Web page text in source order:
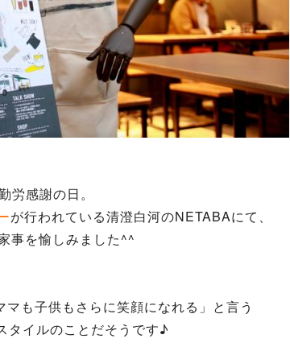
労感謝の日。
が行われている清澄白河のNETABAにて、
事を愉しみました^^
マも子供もさらに笑顔になれる」と言う
タイルのことだそうです♪